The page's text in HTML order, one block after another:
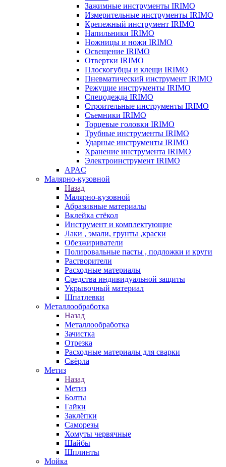
Зажимные инструменты IRIMO
Измерительные инструменты IRIMO
Крепежный инструмент IRIMO
Напильники IRIMO
Ножницы и ножи IRIMO
Освещение IRIMO
Отвертки IRIMO
Плоскогубцы и клещи IRIMO
Пневматический инструмент IRIMO
Режущие инструменты IRIMO
Спецодежда IRIMO
Строительные инструменты IRIMO
Съемники IRIMO
Торцевые головки IRIMO
Трубные инструменты IRIMO
Ударные инструменты IRIMO
Хранение инструмента IRIMO
Электроинструмент IRIMO
APAC
Малярно-кузовной
Назад
Малярно-кузовной
Абразивные материалы
Вклейка стёкол
Инструмент и комплектующие
Лаки , эмали, грунты ,краски
Обезжириватели
Полировальные пасты , подложки и круги
Растворители
Расходные материалы
Средства индивидуальной защиты
Укрывочный материал
Шпатлевки
Металлообработка
Назад
Металлообработка
Зачистка
Отрезка
Расходные материалы для сварки
Свёрла
Метиз
Назад
Метиз
Болты
Гайки
Заклёпки
Саморезы
Хомуты червячные
Шайбы
Шплинты
Мойка